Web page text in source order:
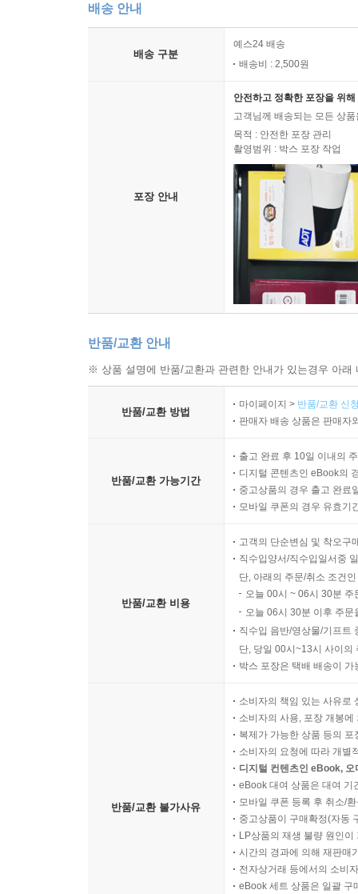
배송 안내
배송 구분
예스24 배송
배송비 : 2,500원
포장 안내
안전하고 정확한 포장을 위
고객님께 배송되는 모든 상
목적 : 안전한 포장 관리
촬영범위 : 박스 포장 작업
반품/교환 안내
※ 상품 설명에 반품/교환과 관련한 안내가 있는경우 아
반품/교환 방법
마이페이지 > 반품/교환 신
판매자 배송 상품은 판매자
반품/교환 가능기간
출고 완료 후 10일 이내의
디지털 콘텐츠인 eBook의
중고상품의 경우 출고 완료
모바일 쿠폰의 경우 유효기
반품/교환 비용
고객의 단순변심 및 착오구
직수입양서/직수입일서중
단, 아래의 주문/취소 조건
오늘 00시 ~ 06시 30분
오늘 06시 30분 이후 주
직수입 음반/영상물/기프트
단, 당일 00시~13시 사이의
박스 포장은 택배 배송이
반품/교환 불가사유
소비자의 책임 있는 사유로
소비자의 사용, 포장 개봉
복제가 가능한 상품 등의
소비자의 요청에 따라 개별
디지털 컨텐츠인 eBook,
eBook 대여 상품은 대여 기
모바일 쿠폰 등록 후 취소/
중고상품이 구매확정(자동
LP상품의 재생 불량 원인
시간의 경과에 의해 재판매
전자상거래 등에서의 소비
eBook 세트 상품은 일괄 구